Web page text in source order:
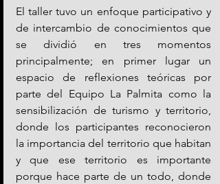
El taller tuvo un enfoque participativo y
de intercambio de conocimientos que
se dividió en tres momentos
principalmente; en primer lugar un
espacio de reflexiones teóricas por
parte del Equipo La Palmita como la
sensibilización de turismo y territorio,
donde los participantes reconocieron
la importancia del territorio que habitan
y que ese territorio es importante
porque hace parte de un todo, donde